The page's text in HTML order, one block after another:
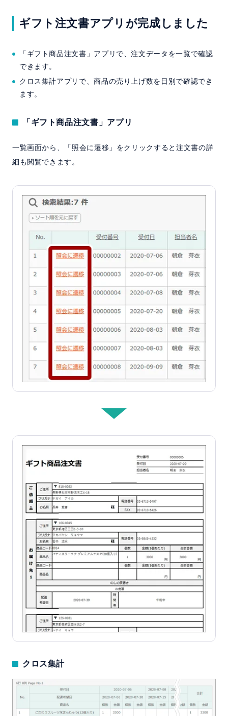
ギフト注文書アプリが完成しました
「ギフト商品注文書」アプリで、注文データを一覧で確認
できます。
クロス集計アプリで、商品の売り上げ数を日別で確認でき
ます。
「ギフト商品注文書」アプリ
一覧画面から、「照会に遷移」をクリックすると注文書の詳
細も閲覧できます。
クロス集計